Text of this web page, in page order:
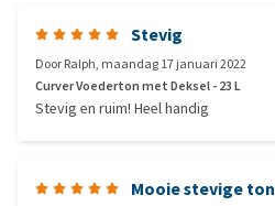
Stevig
DoorRalph, maandag 17 januari 2022
Curver Voederton met Deksel - 23 L
Stevig en ruim! Heel handig
Mooie stevige ton